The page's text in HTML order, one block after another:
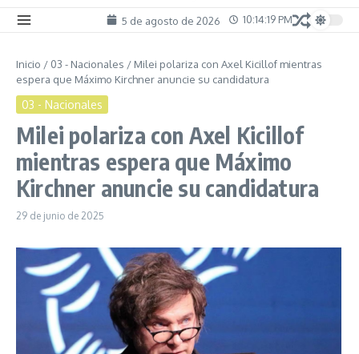
5 de agosto de 2026 10:14:20 PM
Inicio / 03 - Nacionales / Milei polariza con Axel Kicillof mientras
espera que Máximo Kirchner anuncie su candidatura
03 - Nacionales
Milei polariza con Axel Kicillof
mientras espera que Máximo
Kirchner anuncie su candidatura
29 de junio de 2025